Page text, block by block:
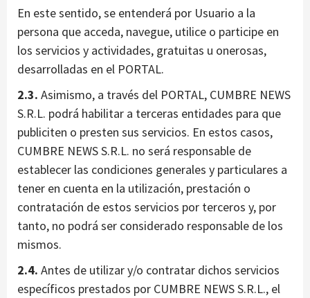
En este sentido, se entenderá por Usuario a la
persona que acceda, navegue, utilice o participe en
los servicios y actividades, gratuitas u onerosas,
desarrolladas en el PORTAL.
2.3. Asimismo, a través del PORTAL, CUMBRE NEWS
S.R.L. podrá habilitar a terceras entidades para que
publiciten o presten sus servicios. En estos casos,
CUMBRE NEWS S.R.L. no será responsable de
establecer las condiciones generales y particulares a
tener en cuenta en la utilización, prestación o
contratación de estos servicios por terceros y, por
tanto, no podrá ser considerado responsable de los
mismos.
2.4. Antes de utilizar y/o contratar dichos servicios
específicos prestados por CUMBRE NEWS S.R.L., el